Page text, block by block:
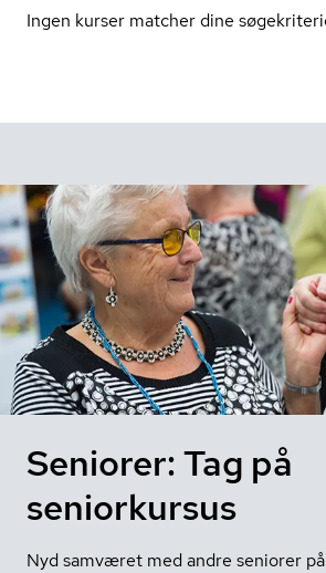
Ingen kurser matcher dine
Seniorer: Tag på
seniorkursus
Nyd samværet med andre seniorer